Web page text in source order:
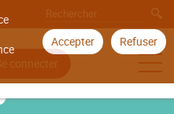
Accepter Refuser
connecter